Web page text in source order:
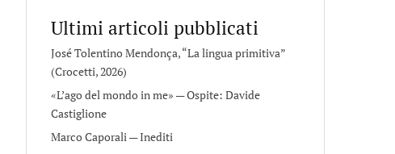
Ultimi articoli pubblicati
José Tolentino Mendonça, “La lingua primitiva”
(Crocetti, 2026)
«L’ago del mondo in me» — Ospite: Davide
Castiglione
Marco Caporali — Inediti